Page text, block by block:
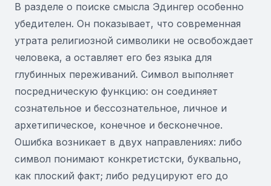
В разделе о поиске смысла Эдингер особенно
убедителен. Он показывает, что современная
утрата религиозной символики не освобождает
человека, а оставляет его без языка для
глубинных переживаний. Символ выполняет
посредническую функцию: он соединяет
сознательное и бессознательное, личное и
архетипическое, конечное и бесконечное.
Ошибка возникает в двух направлениях: либо
символ понимают конкретистски, буквально,
как плоский факт; либо редуцируют его до